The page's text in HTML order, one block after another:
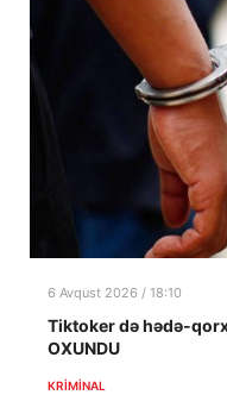
6 Avqust 2026 / 18:10
Tiktoker də hədə-
OXUNDU
KRIMINAL